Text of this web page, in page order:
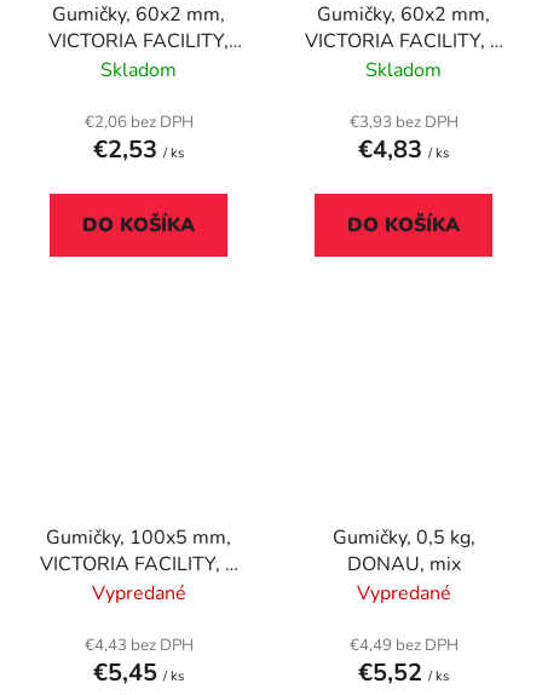
Gumičky, 60x2 mm,
VICTORIA FACILITY,
0,5 kg, mix farieb
Skladom
€2,06 bez DPH
€2,53 / ks
DO KOŠÍKA
Gumičky, 60x2 mm,
VICTORIA FACILITY, 1
kg, mix farieb
Skladom
€3,93 bez DPH
€4,83 / ks
DO KOŠÍKA
Gumičky, 100x5 mm,
VICTORIA FACILITY, 1
kg, prírodná
Vypredané
€4,43 bez DPH
€5,45 / ks
Gumičky, 0,5 kg,
DONAU, mix
Vypredané
€4,49 bez DPH
€5,52 / ks